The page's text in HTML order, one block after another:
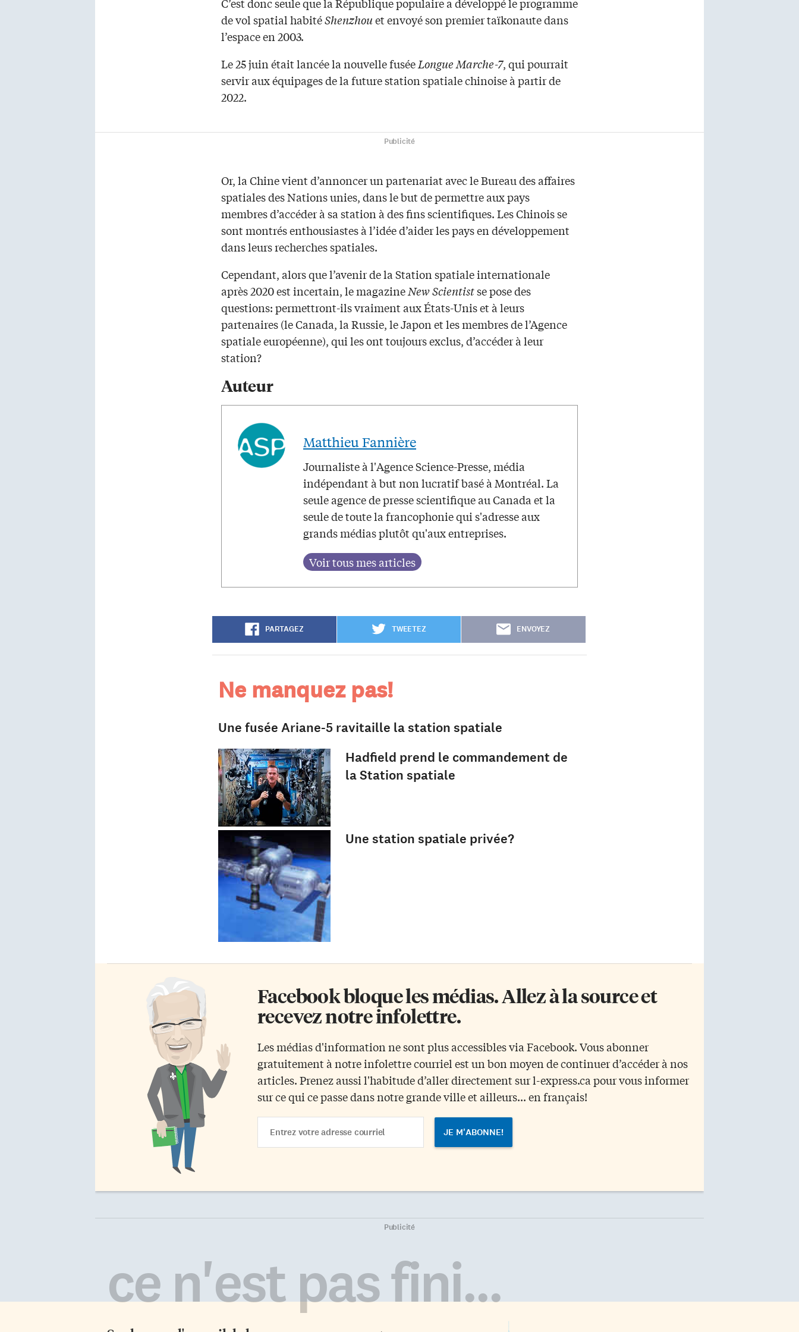
de vol spatial habitéShenzhouet envoyé son premier taïkonaute dans
l’espace en 2003.
Le 25 juin était lancée la nouvelle fuséeLongue Marche-7, qui pourrait
servir aux équipages de la future station spatiale chinoise à partir de
2022.
Publicité
Or, la Chine vient d’annoncer un partenariat avec le Bureau des affaires
spatiales des Nations unies, dans le but de permettre aux pays
membres d’accéder à sa station à des fins scientifiques. Les Chinois se
sont montrés enthousiastes à l’idée d’aider les pays en développement
dans leurs recherches spatiales.
Cependant, alors que l’avenir de la Station spatiale internationale
après 2020 est incertain, le magazineNew Scientistse pose des
questions: permettront-ils vraiment aux États-Unis et à leurs
partenaires (le Canada, la Russie, le Japon et les membres de l’Agence
spatiale européenne), qui les ont toujours exclus, d’accéder à leur
station?
Auteur
Matthieu Fannière
Journaliste à l'Agence Science-Presse, média
indépendant à but non lucratif basé à Montréal. La
seule agence de presse scientifique au Canada et la
seule de toute la francophonie qui s'adresse aux
grands médias plutôt qu'aux entreprises.
PARTAGEZ TWEETEZ ENVOYEZ
Ne manquez pas!
Une fusée Ariane-5 ravitaille la station spatiale
Hadfield prend le commandement de
la Station spatiale
Une station spatiale privée?
Facebook bloque les médias. Allez à la source et
recevez notre infolettre.
Les médias d'information ne sont plus accessibles via Facebook. Vous abonner
gratuitement à notre infolettre courriel est un bon moyen de continuer d’accéder à nos
articles. Prenez aussi l'habitude d’aller directement sur l-express.ca pour vous informer
sur ce qui ce passe dans notre grande ville et ailleurs... en français!
Address
Publicité
ce n'est pas fini...